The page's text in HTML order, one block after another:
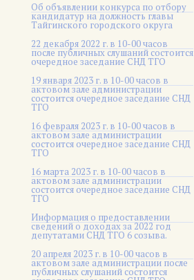
Об объявлении конкурса по отбору
кандидатур на должность главы
Тайгинского городского округа
22 декабря 2022 г. в 10-00 часов
после публичных слушаний состоится
очередное заседание СНД ТГО
19 января 2023 г. в 10-00 часов в
актовом зале администрации
состоится очередное заседание СНД
ТГО
16 февраля 2023 г. в 10-00 часов в
актовом зале администрации
состоится очередное заседание СНД
ТГО
16 марта 2023 г. в 10-00 часов в
актовом зале администрации
состоится очередное заседание СНД
ТГО
Информация о предоставлении
сведений о доходах за 2022 год
депутатами СНД ТГО 6 созыва.
20 апреля 2023 г. в 10-00 часов в
актовом зале администрации после
публичных слушаний состоится